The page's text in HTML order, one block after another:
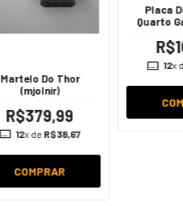
Martelo Do Thor
(mjolnir)
R$379,99
12x de R$38,67
COMPRAR
Placa
Quarto
12x